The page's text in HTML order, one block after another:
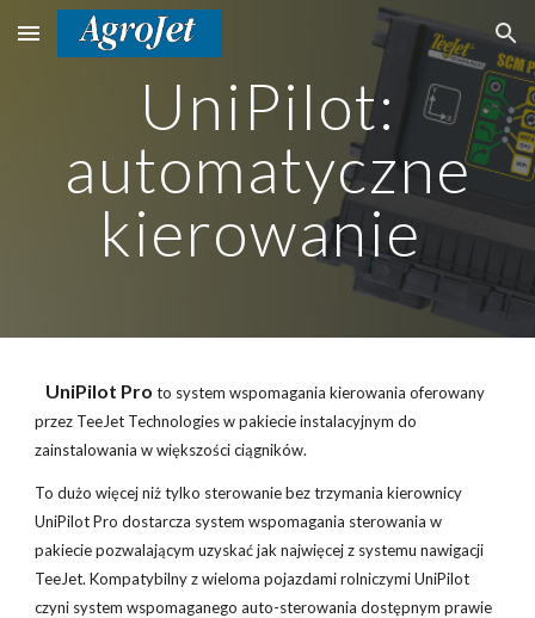
Skip to main content Skip to navigation
UniPilot:
automatyczne
kierowanie
UniPilot Pro to system wspomagania kierowania oferowany
przez TeeJet Technologies w pakiecie instalacyjnym do
zainstalowania w większości ciągników.
To dużo więcej niż tylko sterowanie bez trzymania kierownicy
UniPilot Pro dostarcza system wspomagania sterowania w
pakiecie pozwalającym uzyskać jak najwięcej z systemu nawigacji
TeeJet. Kompatybilny z wieloma pojazdami rolniczymi UniPilot
czyni system wspomaganego auto-sterowania dostępnym prawie